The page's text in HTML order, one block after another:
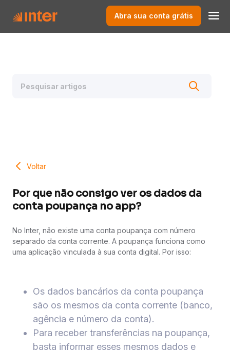
Abra sua conta grátis
Voltar
Por que não consigo ver os dados da
conta poupança no app?
No Inter, não existe uma conta poupança com número
separado da conta corrente. A poupança funciona como
uma aplicação vinculada à sua conta digital. Por isso:
Os dados bancários da conta poupança
são os mesmos da conta corrente (banco,
agência e número da conta).
Para receber transferências na poupança,
basta informar esses mesmos dados e